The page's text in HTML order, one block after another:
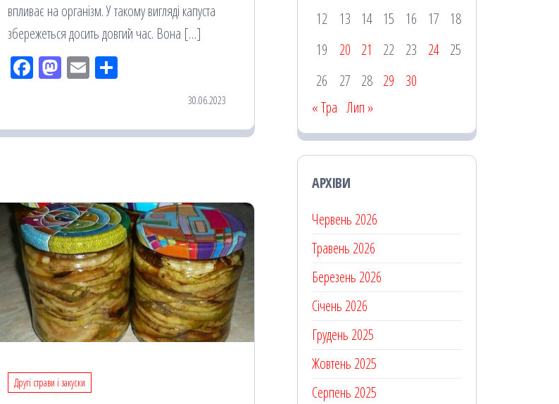
впливає на організм. У такому вигляді капуста
збережеться досить довгий час. Вона […]
Fac
k
M
on
EmПо
ис
30.06.2023
Другі страви і закуски
12
13 14 15 16 17
18
19
20 21 22 23 24 25
26
27 28 29
30
« Тра Лип »
АРХІВИ
Червень 2026
Травень 2026
Березень 2026
Січень 2026
Грудень 2025
Жовтень 2025
Серпень 2025